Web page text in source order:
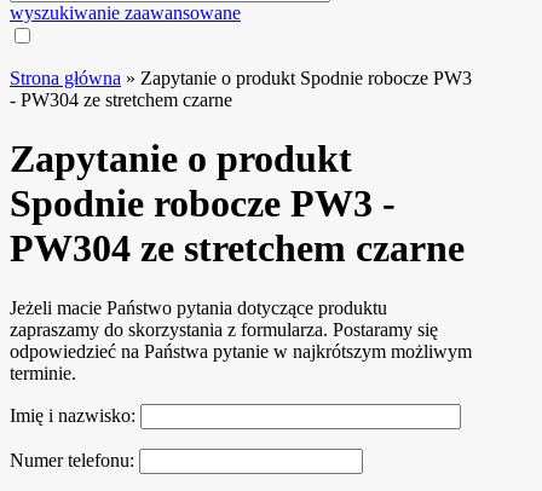
wyszukiwanie zaawansowane
Strona główna » Zapytanie o produkt Spodnie robocze PW3
- PW304 ze stretchem czarne
Zapytanie o produkt
Spodnie robocze PW3 -
PW304 ze stretchem czarne
Jeżeli macie Państwo pytania dotyczące produktu
zapraszamy do skorzystania z formularza. Postaramy się
odpowiedzieć na Państwa pytanie w najkrótszym możliwym
terminie.
Imię i nazwisko:
Numer telefonu: